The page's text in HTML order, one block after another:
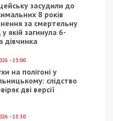
засудили до
8 років
за смертельну
якій загинула 6-
дівчинка
- 15:00
на полігоні у
слідство
дві версії
- 13:30